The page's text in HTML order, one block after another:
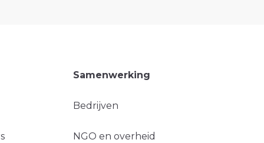
Samenwerking
Bedrijven
NGO en overheid